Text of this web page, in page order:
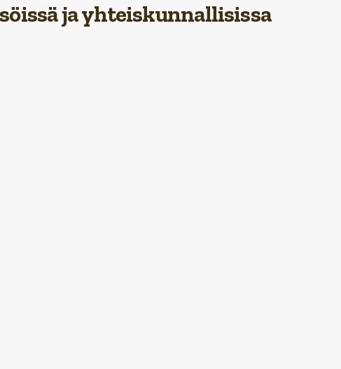
ja yhteiskunnallisissa